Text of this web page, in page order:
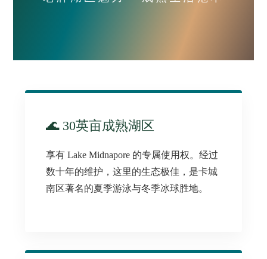
🌊 30英亩成熟湖区
享有 Lake Midnapore 的专属使用权。经过
数十年的维护，这里的生态极佳，是卡城
南区著名的夏季游泳与冬季冰球胜地。